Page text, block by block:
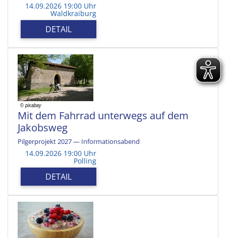
14.09.2026 19:00 Uhr
Waldkraiburg
DETAIL
Mit dem Fahrrad unterwegs auf dem
Jakobsweg
Pilgerprojekt 2027 — Informationsabend
14.09.2026 19:00 Uhr
Polling
DETAIL